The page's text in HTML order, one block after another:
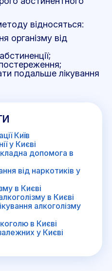
відносяться:
організму від
подальше лікування
Київ
у Києві
допомога в
від наркотиків у
в Києві
в Києві
алкоголізму
в Києві
у Києві